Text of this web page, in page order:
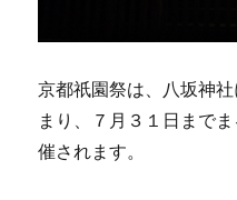
京都祇園祭は、八坂神
まり、７月３１日まで
催されます。